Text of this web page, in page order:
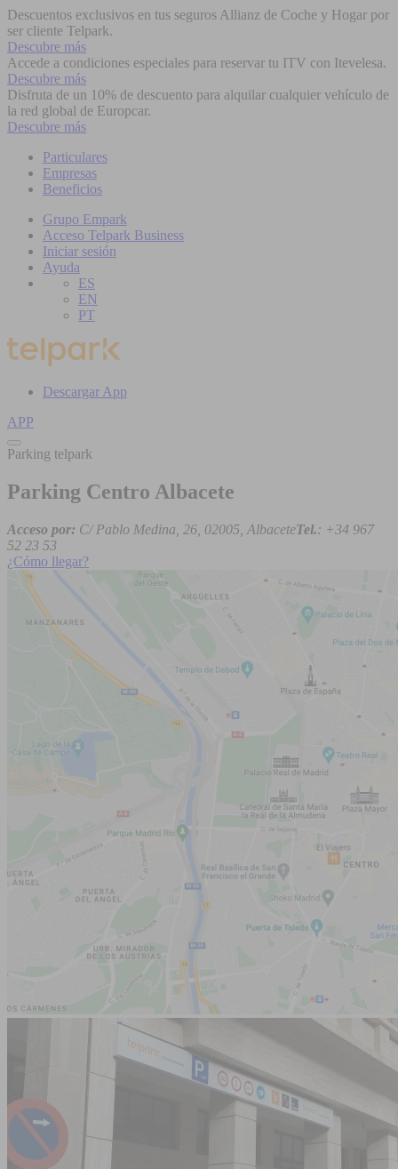
Descuentos exclusivos en tus seguros Allianz de Coche y Hogar por
ser cliente Telpark.
Descubre más
Accede a condiciones especiales para reservar tu ITV con Itevelesa.
Descubre más
Disfruta de un 10% de descuento para alquilar cualquier vehículo de
la red global de Europcar.
Descubre más
Particulares
Empresas
Beneficios
Grupo Empark
Acceso Telpark Business
Iniciar sesión
Ayuda
ES
EN
PT
Descargar App
APP
Parking telpark
Parking Centro Albacete
Acceso por: C/ Pablo Medina, 26, 02005, AlbaceteTel.: +34 967
52 23 53
¿Cómo llegar?